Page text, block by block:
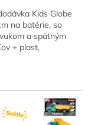
Kids Globe
na batérie, so
a spätným
+ plast,